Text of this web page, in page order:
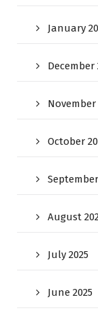
January
December
November
October
August
July 2025
June 2025